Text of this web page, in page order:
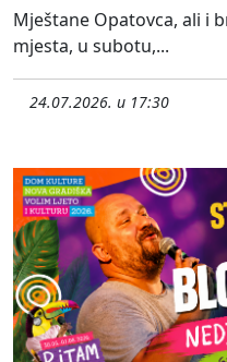
Mještane Opatovca, ali i
mjesta, u subotu,...
24.07.2026. u 17:30